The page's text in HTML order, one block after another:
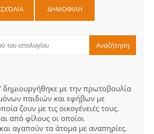
ΣΧΌΛΙΑ ΔΗΜΟΦΙΛΗ
δημιουργήθηκε με την πρωτοβουλία
παιδιών και εφήβων με
ζουν με τις οικογένειές τους.
από φίλους οι οποίοι
αγαπούν τα άτομα με αναπηρίες.